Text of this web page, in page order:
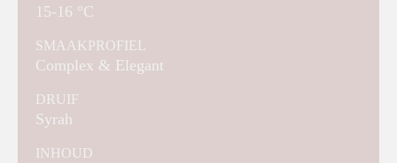
15-16 °C
SMAAKPROFIEL
Complex & Elegant
DRUIF
Syrah
INHOUD